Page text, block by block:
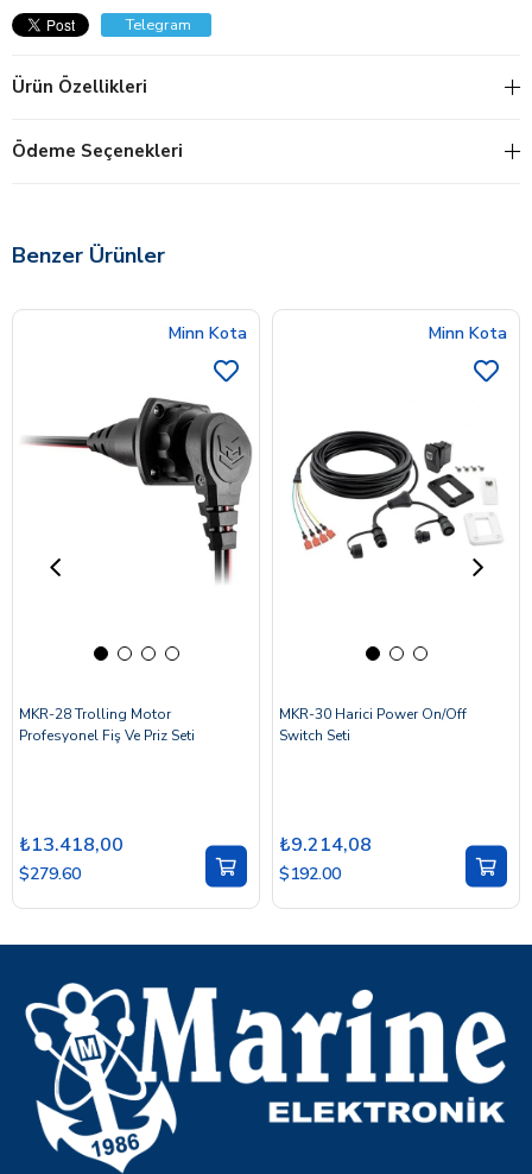
Telegram
Ürün Özellikleri
Ödeme Seçenekleri
Benzer Ürünler
Minn Kota
MKR-28 Trolling Motor
Profesyonel Fiş Ve Priz Seti
₺13.418,00
$279.60
Minn Kota
MKR-30 Harici Power On/Off
Switch Seti
₺9.214,08
$192.00